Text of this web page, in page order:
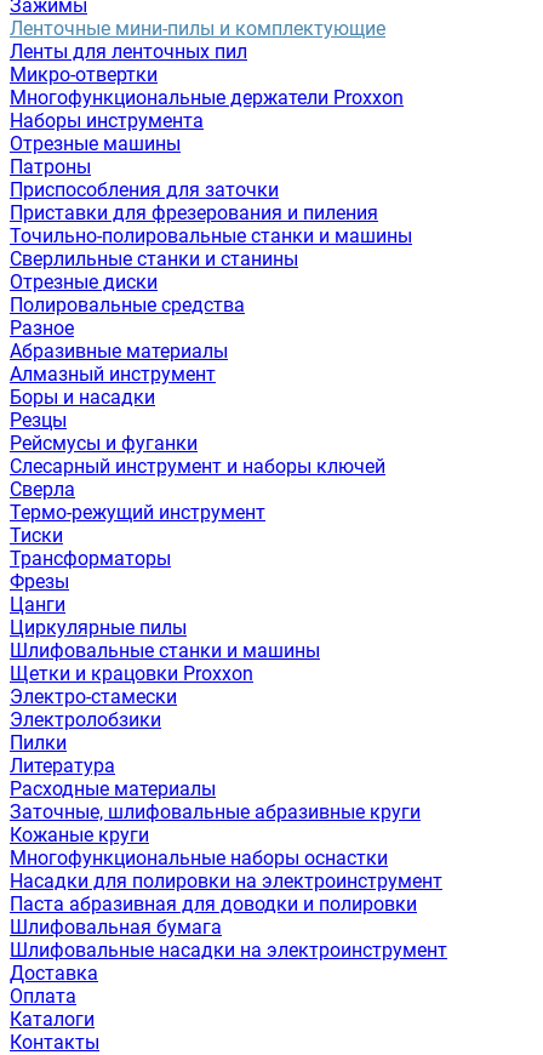
Зажимы
Ленточные мини-пилы и комплектующие
Ленты для ленточных пил
Микро-отвертки
Многофункциональные держатели Proxxon
Наборы инструмента
Отрезные машины
Патроны
Приспособления для заточки
Приставки для фрезерования и пиления
Точильно-полировальные станки и машины
Сверлильные станки и станины
Отрезные диски
Полировальные средства
Разное
Абразивные материалы
Алмазный инструмент
Боры и насадки
Резцы
Рейсмусы и фуганки
Слесарный инструмент и наборы ключей
Сверла
Термо-режущий инструмент
Тиски
Трансформаторы
Фрезы
Цанги
Циркулярные пилы
Шлифовальные станки и машины
Щетки и крацовки Proxxon
Электро-стамески
Электролобзики
Пилки
Литература
Расходные материалы
Заточные, шлифовальные абразивные круги
Кожаные круги
Многофункциональные наборы оснастки
Насадки для полировки на электроинструмент
Паста абразивная для доводки и полировки
Шлифовальная бумага
Шлифовальные насадки на электроинструмент
Доставка
Оплата
Каталоги
Контакты